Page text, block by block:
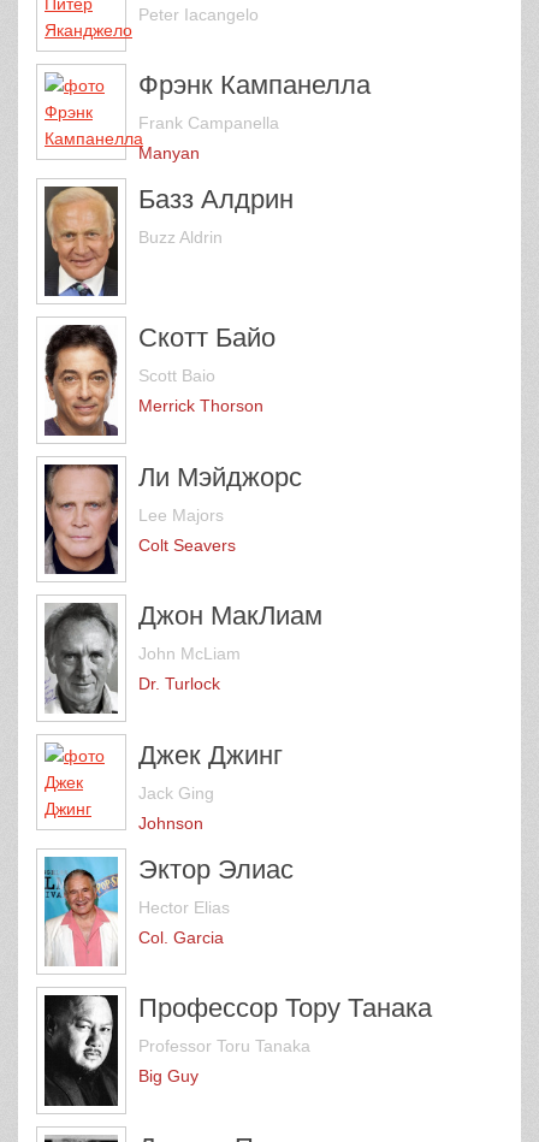
Peter Iacangelo
Фрэнк Кампанелла
Frank Campanella
Manyan
Базз Алдрин
Buzz Aldrin
Скотт Байо
Scott Baio
Merrick Thorson
Ли Мэйджорс
Lee Majors
Colt Seavers
Джон МакЛиам
John McLiam
Dr. Turlock
Джек Джинг
Jack Ging
Johnson
Эктор Элиас
Hector Elias
Col. Garcia
Профессор Тору Танака
Professor Toru Tanaka
Big Guy